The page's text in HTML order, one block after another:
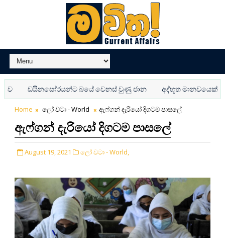
ඩයිනසෝරයන්ට බයේ වෙනස් වුණු ජාන අද්භූත මානවයෙක් අපේ
Home ලෝ වටා - World ඇෆ්ගන් දැරියෝ දිගටම පාසලේ
ඇෆ්ගන් දැරියෝ දිගටම පාසලේ
August 19, 2021 ලෝ වටා - World,